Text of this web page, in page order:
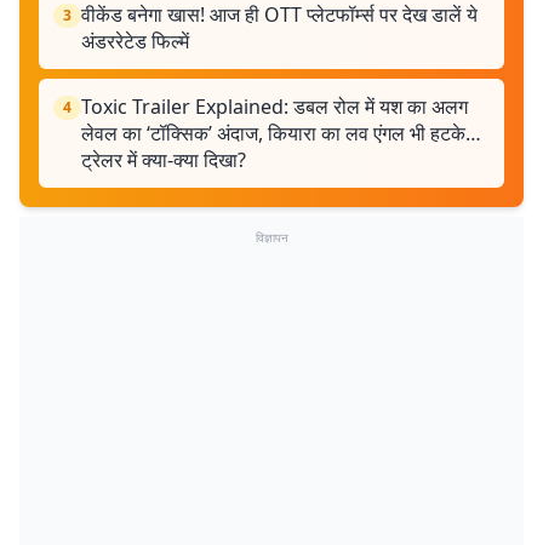
3 वीकेंड बनेगा खास! आज ही OTT प्लेटफॉर्म्स पर देख डालें ये
अंडररेटेड फिल्में
4 Toxic Trailer Explained: डबल रोल में यश का अलग
लेवल का ‘टॉक्सिक’ अंदाज, कियारा का लव एंगल भी हटके…
ट्रेलर में क्या-क्या दिखा?
विज्ञापन